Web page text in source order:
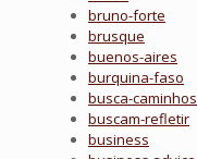
bruno-forte
brusque
buenos-aires
burquina-faso
busca-caminhos
buscam-refletir
business